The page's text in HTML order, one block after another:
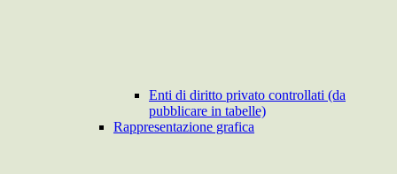
Enti di diritto privato controllati (da
pubblicare in tabelle)
Rappresentazione grafica